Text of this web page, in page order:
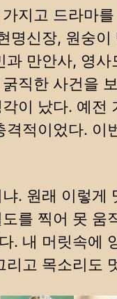
지고 드라마
명신장, 원숭
과 만안사, 영
직한 사건을
이 났다. 예전
적이었다. 이
. 원래 이렇게
를 찍어 못 움
. 내 머릿속에
리고 목소리도